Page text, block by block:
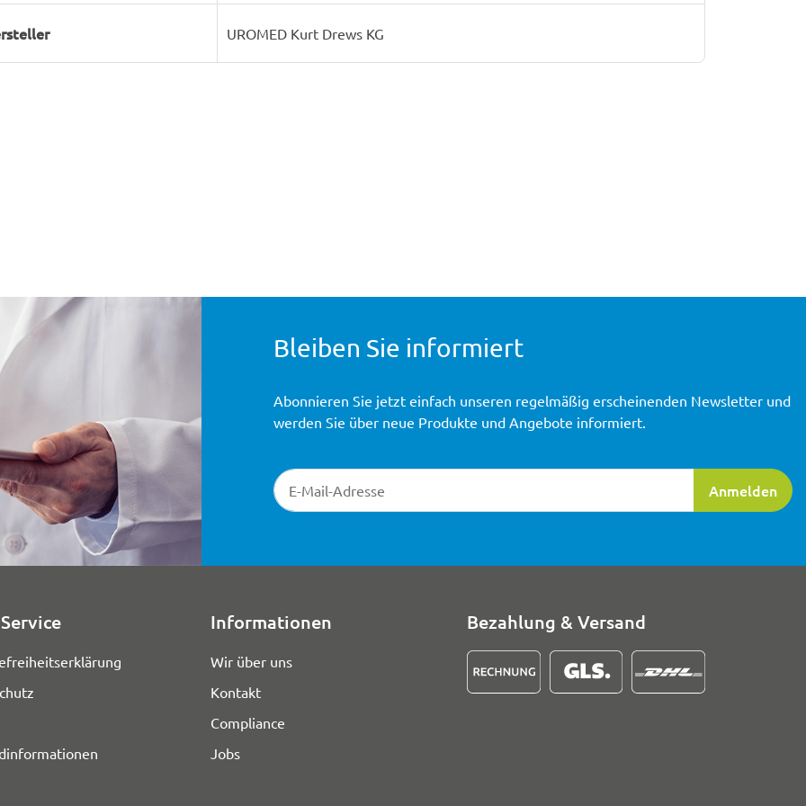
UROMED Kurt Drews KG
Bleiben Sie informiert
Newsletter-Registrierung
Anmelden
Abonnieren Sie jetzt einfach unseren regelmäßig erscheinenden Newsletter und
werden Sie über neue Produkte und Angebote informiert.
Informationen
Wir über uns
Kontakt
Compliance
Jobs
Bezahlung & Versand